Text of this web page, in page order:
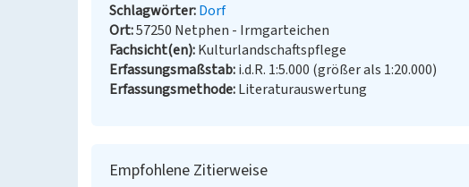
Schlagwörter Dorf
Ort 57250 Netphen - Irmgarteichen
Fachsicht(en) Kulturlandschaftspflege
Erfassungsmaßstab i.d.R. 1:5.000 (größer als 1:20.000)
Erfassungsmethode Literaturauswertung
Empfohlene Zitierweise